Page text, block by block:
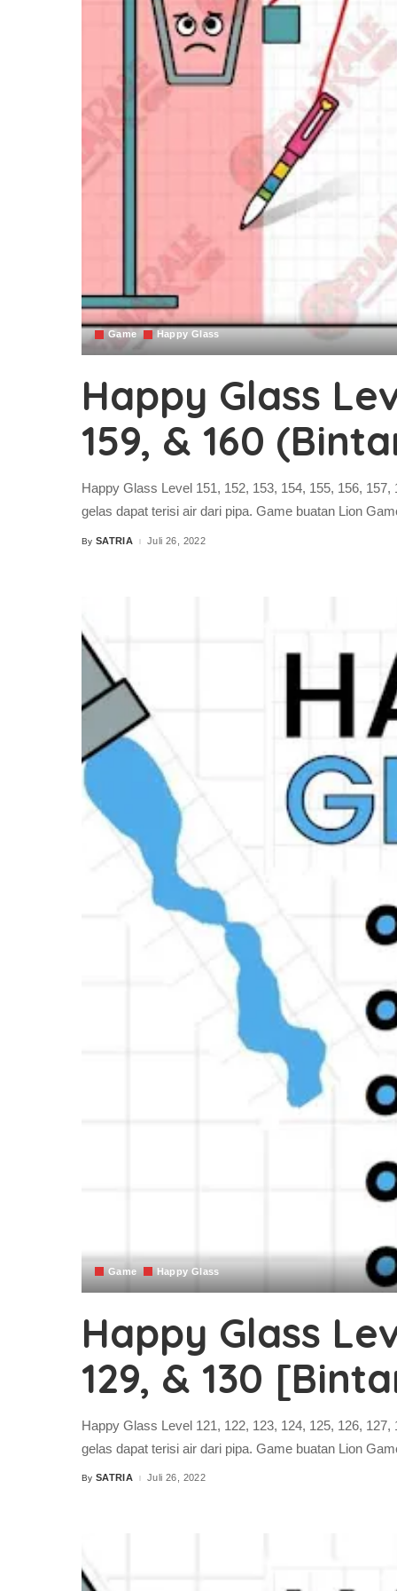
Game Happy Glass
Happy Glass
159, & 160
Happy Glass Level 151, 152, 153, 154, 155, 156,
gelas dapat terisi air dari pipa. Game buatan Lion
Posted
By SATRIA Juli 26, 2022
Game Happy Glass
Happy Glass
129, & 130
Happy Glass Level 121, 122, 123, 124, 125, 126,
gelas dapat terisi air dari pipa. Game buatan Lion
Posted
By SATRIA Juli 26, 2022